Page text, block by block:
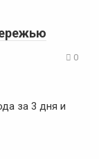
0
за 3 дня и